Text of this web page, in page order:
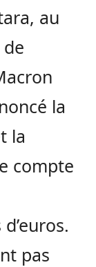
au
la
la
compte
pas